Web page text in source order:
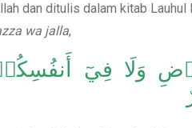
dan ditulis dalam kitab
wa jalla,
وَلَا فِيٓ